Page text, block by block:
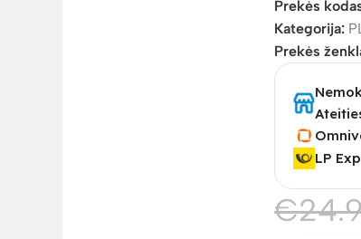
Prekės
Kategorija:
Prekės
LP
€